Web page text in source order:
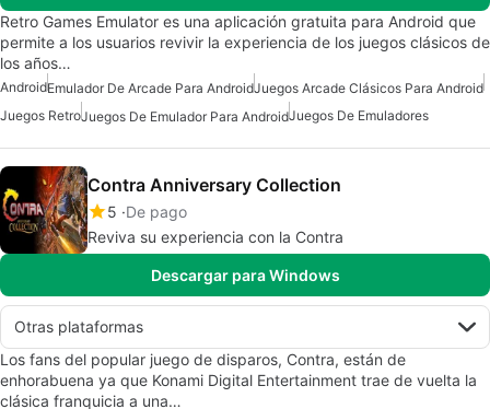
Retro Games Emulator es una aplicación gratuita para Android que
permite a los usuarios revivir la experiencia de los juegos clásicos de
los años…
AndroidEmulador De Arcade Para AndroidJuegos Arcade Clásicos Para Android
Juegos RetroJuegos De Emulador Para AndroidJuegos De Emuladores
Contra Anniversary Collection
5 De pago
Reviva su experiencia con la Contra
Descargar para Windows
Otras plataformas
Los fans del popular juego de disparos, Contra, están de
enhorabuena ya que Konami Digital Entertainment trae de vuelta la
clásica franquicia a una…